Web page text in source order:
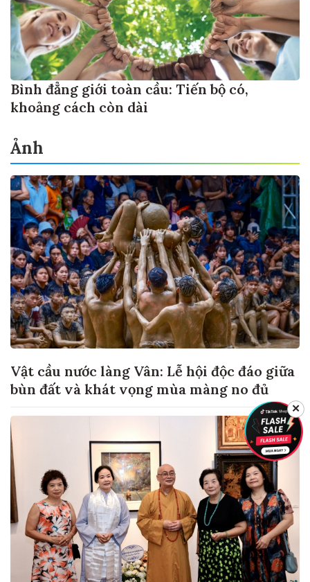
Bình đẳng giới toàn cầu: Tiến bộ có,
khoảng cách còn dài
Ảnh
Vật cầu nước làng Vân: Lễ hội độc đáo giữa
bùn đất và khát vọng mùa màng no đủ
✕